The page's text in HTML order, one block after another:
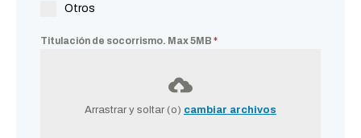
Otros
Titulación de socorrismo. Max 5MB *
Arrastrar y soltar (o) cambiar archivos